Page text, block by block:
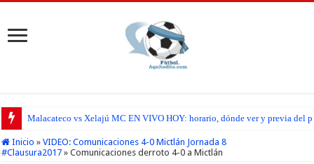
Malacateco vs Xelajú MC EN VIVO HOY: horario, dónde ver y previa del
Inicio » VIDEO: Comunicaciones 4-0 Mictlán Jornada 8
#Clausura2017 » Comunicaciones derroto 4-0 a Mictlán